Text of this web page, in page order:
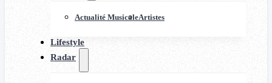
Actualité MusicaleArtistes
Lifestyle
Radar